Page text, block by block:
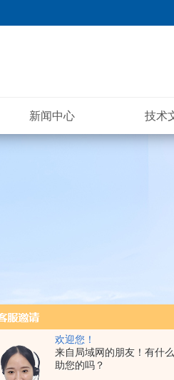
欢迎您！
来自局域网的朋友！有什
助您的吗？
新闻中心 技术